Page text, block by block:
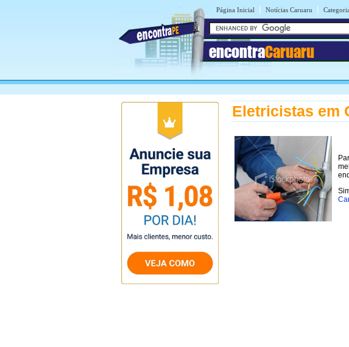
Página Inicial | Notícias Caruaru |
encontraCaruaru
Eletricistas em